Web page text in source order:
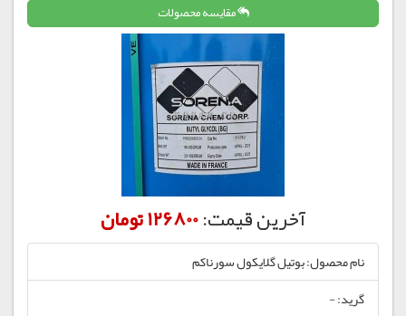
مقایسه محصولات
آخرین قیمت:126800 تومان
نام محصول: بوتیل گلایکول سورناکم
گرید: -